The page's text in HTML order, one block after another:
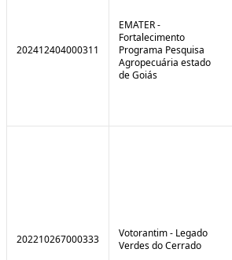
202412404000311
EMATER -
Fortalecimento
Programa Pesquisa
Agropecuária estado
de Goiás
202210267000333
Votorantim - Legado
Verdes do Cerrado